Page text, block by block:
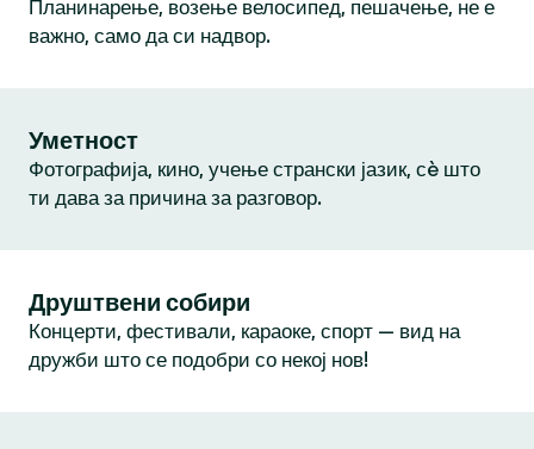
Планинарење, возење велосипед, пешачење, не е
важно, само да си надвор.
Уметност
Фотографија, кино, учење странски јазик, сè што
ти дава за причина за разговор.
Друштвени собири
Концерти, фестивали, караоке, спорт — вид на
дружби што се подобри со некој нов!